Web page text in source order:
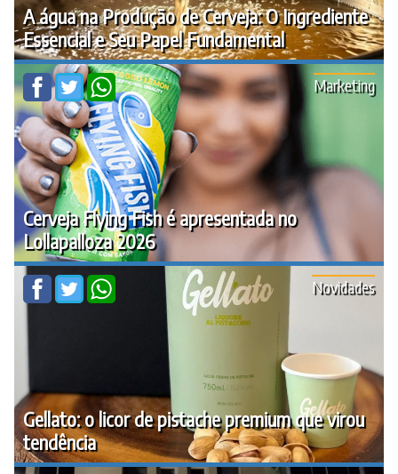
A água na Produção de Cerveja: O Ingrediente
Essencial e Seu Papel Fundamental
Cerveja Flying Fish é apresentada no
Lollapalloza 2026
Marketing
Gellato: o licor de pistache premium que virou
tendência
Novidades